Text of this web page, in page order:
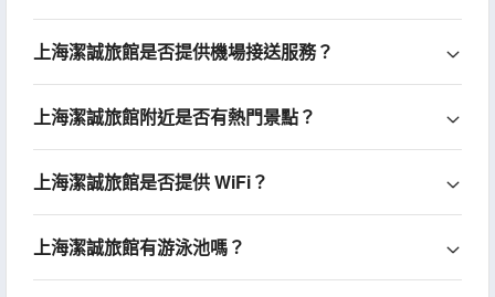
上海潔誠旅館是否提供機場接送服務？
上海潔誠旅館附近是否有熱門景點？
上海潔誠旅館是否提供 WiFi？
上海潔誠旅館有游泳池嗎？